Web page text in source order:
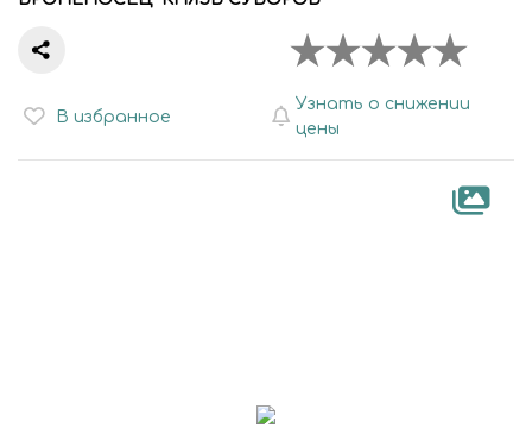
В избранное
Узнать о снижении
цены